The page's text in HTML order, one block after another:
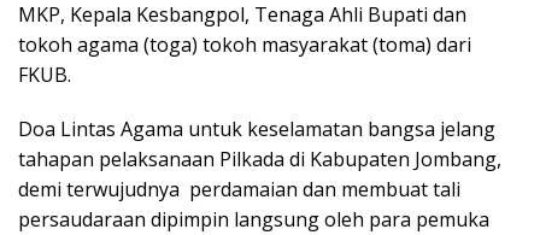
MKP, Kepala Kesbangpol, Tenaga Ahli Bupati dan
tokoh agama (toga) tokoh masyarakat (toma) dari
FKUB.
Doa Lintas Agama untuk keselamatan bangsa jelang
tahapan pelaksanaan Pilkada di Kabupaten Jombang,
demi terwujudnya perdamaian dan membuat tali
persaudaraan dipimpin langsung oleh para pemuka